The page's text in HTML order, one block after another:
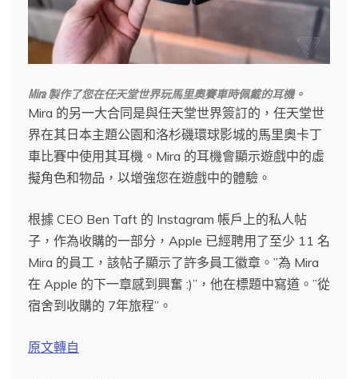
Mira 製作了您在任天堂世界玩馬里奧賽車時佩戴的耳機。
Mira 的另一大合同是與任天堂世界簽訂的，任天堂世
界在其日本主題公園和洛杉磯環球影城的馬里奧卡丁
車比賽中使用其耳機。Mira 的耳機會顯示遊戲中的虛
擬角色和物品，以增強您在遊戲中的體驗。
根據 CEO Ben Taft 的 Instagram 帳戶上的私人帖
子，作為收購的一部分，Apple 已經聘用了至少 11 名
Mira 的員工，該帖子顯示了許多員工徽章。”為 Mira
在 Apple 的下一章感到興奮 :)”，他在標題中寫道。”從
宿舍到收購的 7年旅程”。
原文轉自